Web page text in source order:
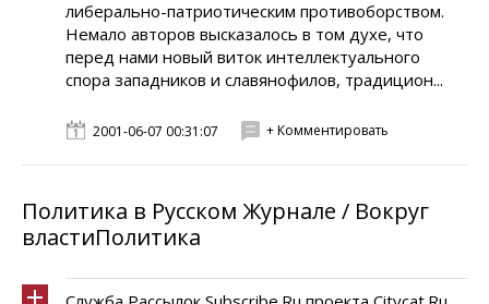
либерально-патриотическим противоборством.
Немало авторов высказалось в том духе, что
перед нами новый виток интеллектуального
спора западников и славянофилов, традицион...
2001-06-07 00:31:07 + Комментировать
Политика в Русском Журнале / Вокруг
властиПолитика